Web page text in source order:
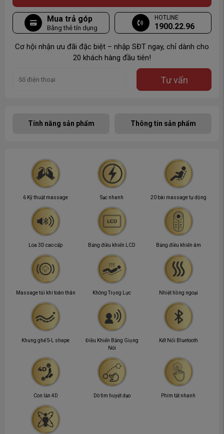
Mua trả góp
Bằng thẻ tín dụng
HOTLINE
1900.22.96
Cơ hội nhận ưu đãi đặc biệt – nhập SĐT ngay, chỉ dành cho
20 khách hàng đầu tiên!
Tư vấn
Tính năng sản phẩm Thông tin sản phẩm
6 Kỹ thuật massage Sạc nhanh 20 bài massage tự động
Loa 3D cao cấp Bảng điều khiển LCD Bảng điều khiển âm
Massage túi khí toàn thân Không Trọng Lực Nhiệt hồng ngoại
Khung ghế S-L shape
Điều Khiển Bằng Giọng
Nói
Kết Nối Bluetooth
Con lăn 4D Dò tìm huyệt đạo Phím tắt nhanh